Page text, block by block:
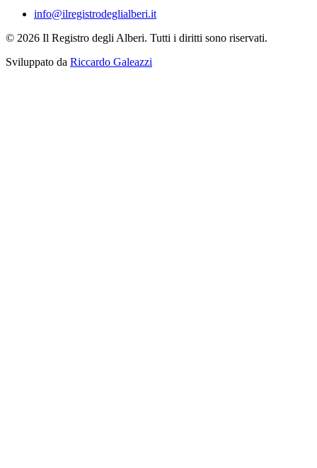
info@ilregistrodeglialberi.it
© 2026 Il Registro degli Alberi. Tutti i diritti sono riservati.
Sviluppato da Riccardo Galeazzi